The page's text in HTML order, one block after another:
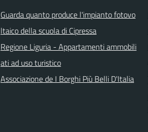
Guarda quanto produce l'impianto fotovo
ltaico della scuola di Cipressa
Regione Liguria - Appartamenti ammobili
ati ad uso turistico
Associazione de I Borghi Più Belli D'Italia